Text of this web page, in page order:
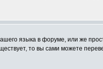
языка в форуме, или же
то вы сами можете